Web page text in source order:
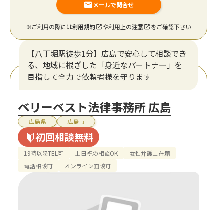
メールで問合せ
※ご利用の際には利用規約 や利用上の注意 をご確認下さい
【八丁堀駅徒歩1分】広島で安心して相談でき
る、地域に根ざした「身近なパートナー」を
目指して全力で依頼者様を守ります
ベリーベスト法律事務所 広島
広島県 広島市
初回相談無料
19時以降TEL可 土日祝の相談OK
女性弁護士在籍
電話相談可
オンライン面談可